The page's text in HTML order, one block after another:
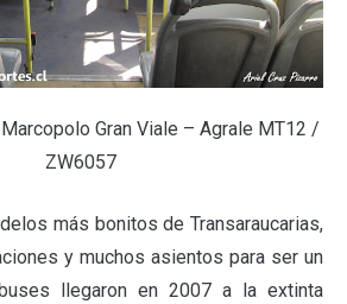
Gran Viale – Agrale MT12 /
ZW6057
más bonitos de Transaraucarias,
y muchos asientos para ser un
llegaron en 2007 a la extinta